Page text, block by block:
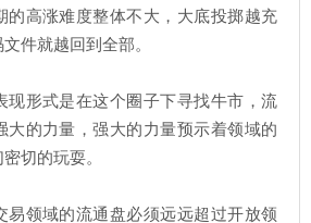
的高涨难度整体不大，大底投掷越充
件就越回到全部。
现形式是在这个圈子下寻找牛市，流
大的力量，强大的力量预示着领域的
切的玩耍。
易领域的流通盘必须远远超过开放领